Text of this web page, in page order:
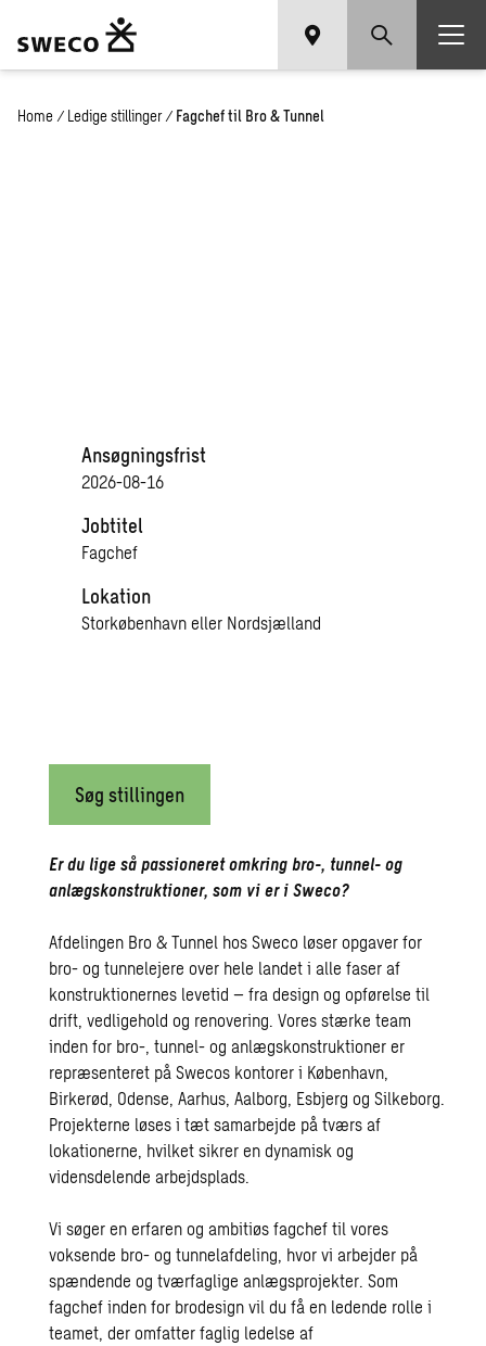
Home / Ledige stillinger / Fagchef til Bro & Tunnel
Ansøgningsfrist
2026-08-16
Jobtitel
Fagchef
Lokation
Storkøbenhavn eller Nordsjælland
Søg stillingen
Er du lige så passioneret omkring bro-, tunnel- og
anlægskonstruktioner, som vi er i Sweco?
Afdelingen Bro & Tunnel hos Sweco løser opgaver for
bro- og tunnelejere over hele landet i alle faser af
konstruktionernes levetid – fra design og opførelse til
drift, vedligehold og renovering. Vores stærke team
inden for bro-, tunnel- og anlægskonstruktioner er
repræsenteret på Swecos kontorer i København,
Birkerød, Odense, Aarhus, Aalborg, Esbjerg og Silkeborg.
Projekterne løses i tæt samarbejde på tværs af
lokationerne, hvilket sikrer en dynamisk og
vidensdelende arbejdsplads.
Vi søger en erfaren og ambitiøs fagchef til vores
voksende bro- og tunnelafdeling, hvor vi arbejder på
spændende og tværfaglige anlægsprojekter. Som
fagchef inden for brodesign vil du få en ledende rolle i
teamet, der omfatter faglig ledelse af